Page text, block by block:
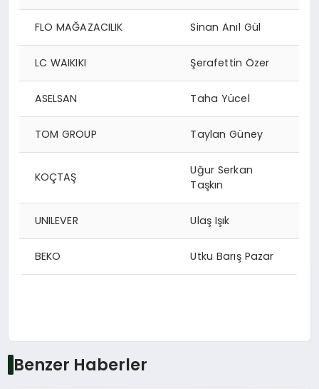
FLO MAĞAZACILIK Sinan Anıl Gül
LC WAIKIKI Şerafettin Özer
ASELSAN Taha Yücel
TOM GROUP Taylan Güney
KOÇTAŞ
Uğur Serkan
Taşkın
UNILEVER Ulaş Işık
BEKO Utku Barış Pazar
Benzer Haberler